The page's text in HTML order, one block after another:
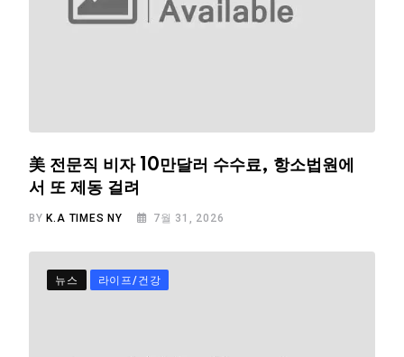
美 전문직 비자 10만달러 수수료, 항소법원에
서 또 제동 걸려
BY K.A TIMES NY 7월 31, 2026
뉴스 라이프/건강